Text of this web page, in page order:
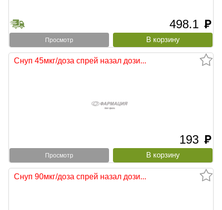
498.1 руб
Просмотр
Снуп 45мкг/доза спрей назал дози...
193 руб
Просмотр
Снуп 90мкг/доза спрей назал дози...